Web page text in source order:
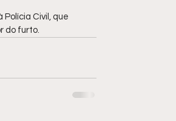
Polícia Civil, que
do furto.